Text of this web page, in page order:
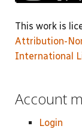
This work is
Attribution-
International
Account
Login